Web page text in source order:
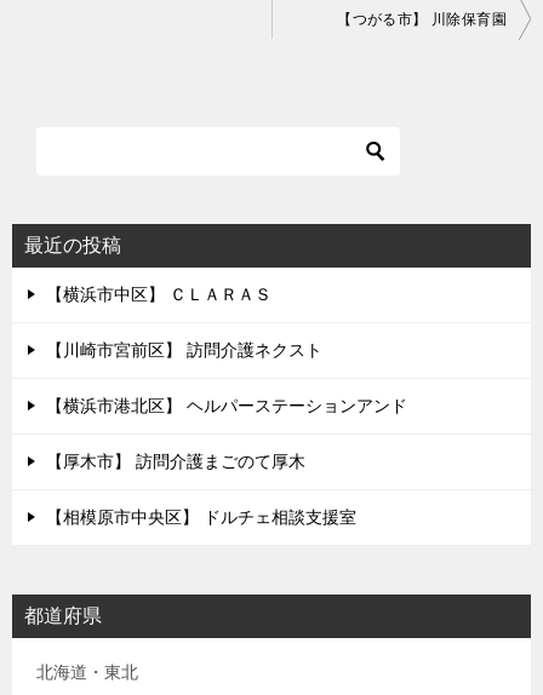
シ
ョ
【つがる市】 川除保育園
最近の投稿
【横浜市中区】 ＣＬＡＲＡＳ
【川崎市宮前区】 訪問介護ネクスト
【横浜市港北区】 ヘルパーステーションアンド
【厚木市】 訪問介護まごのて厚木
【相模原市中央区】 ドルチェ相談支援室
都道府県
北海道・東北